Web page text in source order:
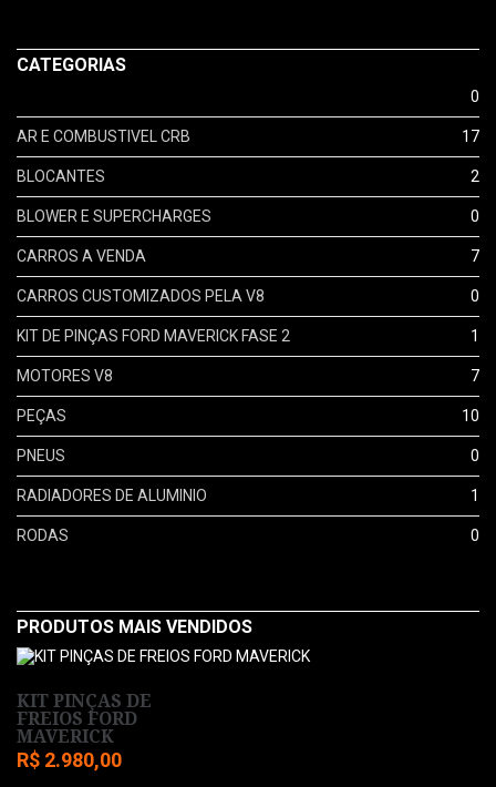
CATEGORIAS
0
AR E COMBUSTIVEL CRB 17
BLOCANTES 2
BLOWER E SUPERCHARGES 0
CARROS A VENDA 7
CARROS CUSTOMIZADOS PELA V8 0
KIT DE PINÇAS FORD MAVERICK FASE 2 1
MOTORES V8 7
PEÇAS 10
PNEUS 0
RADIADORES DE ALUMINIO 1
RODAS 0
PRODUTOS MAIS VENDIDOS
KIT PINÇAS DE
FREIOS FORD
MAVERICK
R$ 2.980,00